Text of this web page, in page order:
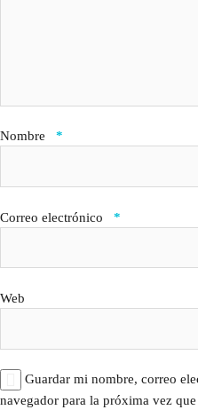
Nombre *
Correo electrónico *
Web
Guardar mi nombre, correo
navegador para la próxima vez